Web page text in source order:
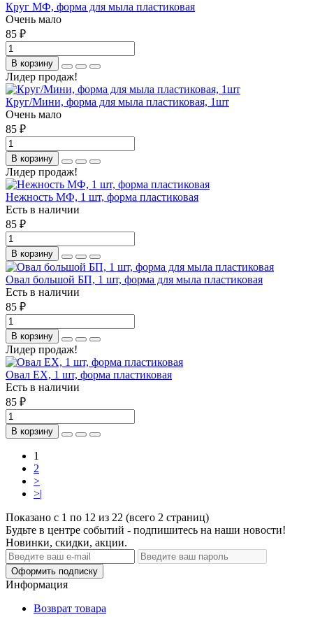
Круг МФ, форма для мыла пластиковая
Очень мало
85 ₽
В корзину
Лидер продаж!
Круг/Мини, форма для мыла пластиковая, 1шт
Очень мало
85 ₽
В корзину
Лидер продаж!
Нежность МФ, 1 шт, форма пластиковая
Есть в наличии
85 ₽
В корзину
Овал большой БП, 1 шт, форма для мыла пластиковая
Есть в наличии
85 ₽
В корзину
Лидер продаж!
Овал ЕХ, 1 шт, форма пластиковая
Есть в наличии
85 ₽
В корзину
1
2
>
>|
Показано с 1 по 12 из 22 (всего 2 страниц)
Будьте в центре событий - подпишитесь на наши новости!
Новинки, скидки, акции.
Оформить подписку
Информация
Возврат товара